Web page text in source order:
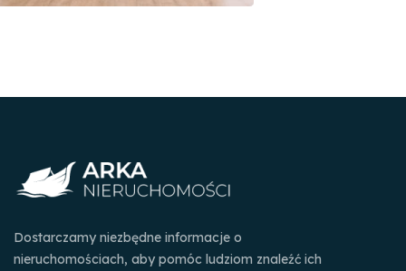
Dostarczamy niezbędne informacje o
nieruchomościach, aby pomóc ludziom znaleźć ich